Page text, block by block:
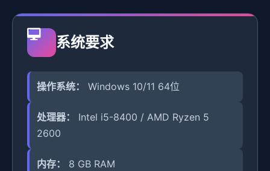
系统要求
操作系统： Windows 10/11 64位
处理器：
Intel i5-8400 / AMD Ryzen 5
2600
内存： 8 GB RAM